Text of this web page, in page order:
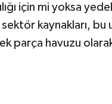
için mi yoksa
sektör kaynakları, bu
parça havuzu